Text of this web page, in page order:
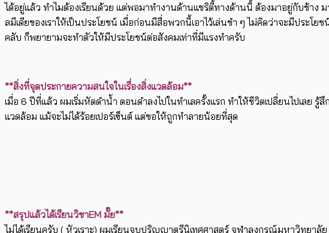
ได้อยู่แล้ว ทำไมต้องเรียนด้วย แต่พอมาทำงานด้านแชริตี้ทางด้านนี้ ต้องมาอยู่กับช้าง
ลมีเดียของเราให้เป็นประโยชน์ เมื่อก่อนมีสื่อพวกนี้เอาไว้เล่นขำ ๆ ไม่คิดว่าจะมีประโ
คลับ ก็พยายามจะทำตัวให้มีประโยชน์ต่อสังคมเท่าที่มีแรงทำครับ
**สิ่งที่จุดประกายความสนใจในเรื่องสิ่งแวดล้อม**
เมื่อ 6 ปีที่แล้ว ผมเริ่มหัดดำน้ำ ตอนดำลงไปในทำเลครั้งแรก ทำให้ชีวิตเปลี่ยนไปเลย
แวดล้อม แม้จะไม่ได้ร้อยเปอร์เซ็นต์ แต่ขอให้ถูกทำลายน้อยที่สุด
**สรุปแล้วได้เรียนวิชาEM มั๊ย**
ไม่ได้เรียนครับ ( หัวเราะ) ผมเรียนจบปริญญาตรีนิเทศศาสตร์ จุฬาลงกรณ์มหาวิทยาลั